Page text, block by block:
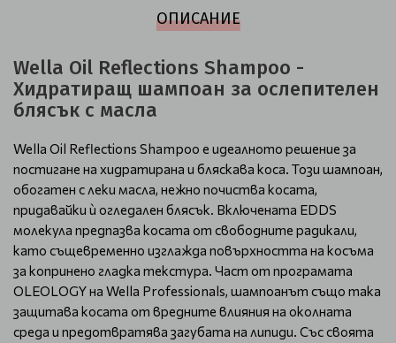
ОПИСАНИЕ
Wella Оil Reflections Shampoo -
Хидратиращ шампоан за ослепителен
блясък с масла
Wella Oil Reflections Shampoo е идеалното решение за
постигане на хидратирана и бляскава коса. Този шампоан,
обогатен с леки масла, нежно почиства косата,
придавайки ѝ огледален блясък. Включената EDDS
молекула предпазва косата от свободните радикали,
като същевременно изглажда повърхността на косъма
за копринено гладка текстура. Част от програмата
OLEOLOGY на Wella Professionals, шампоанът също така
защитава косата от вредните влияния на околната
среда и предотвратява загубата на липиди. Със своята